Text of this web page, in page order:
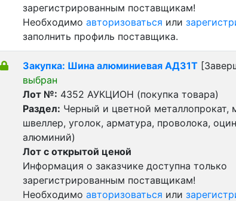
зарегистрированным поставщикам!
Необходимо авторизоваться или
заполнить профиль поставщика.
Закупка: Шина алюминиевая АД31Т
выбран
Лот №: 4352 АУКЦИОН (покупка товара)
Раздел: Черный и цветной металлопрокат,
швеллер, уголок, арматура, проволока,
алюминий)
Лот с открытой ценой
Информация о заказчике доступна только
зарегистрированным поставщикам!
Необходимо авторизоваться или